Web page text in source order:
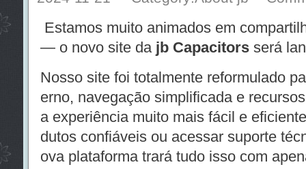
Estamos muito animados em
— o novo site da jb Capacitorsserá
Nosso site foi totalmente reformulado
erno, navegação simplificada e
a experiência muito mais fácil e
dutos confiáveis ou acessar suporte
ova plataforma trará tudo isso com